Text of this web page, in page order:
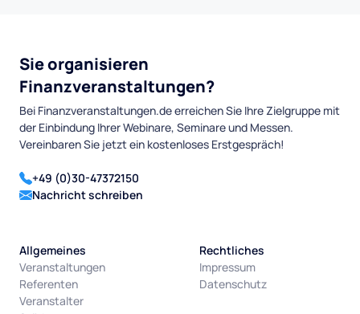
Sie organisieren
Finanzveranstaltungen?
Bei Finanzveranstaltungen.de erreichen Sie Ihre Zielgruppe mit
der Einbindung Ihrer Webinare, Seminare und Messen.
Vereinbaren Sie jetzt ein kostenloses Erstgespräch!
+49 (0)30-47372150
Nachricht schreiben
Allgemeines
Veranstaltungen
Referenten
Veranstalter
Rechtliches
Impressum
Datenschutz